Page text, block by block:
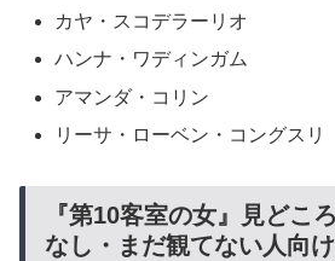
カヤ・スコデラーリオ
ハンナ・ワディンガム
アマンダ・コリン
リーサ・ローベン・コングスリ
『第10客室の女』見どこ
なし・まだ観てない人向